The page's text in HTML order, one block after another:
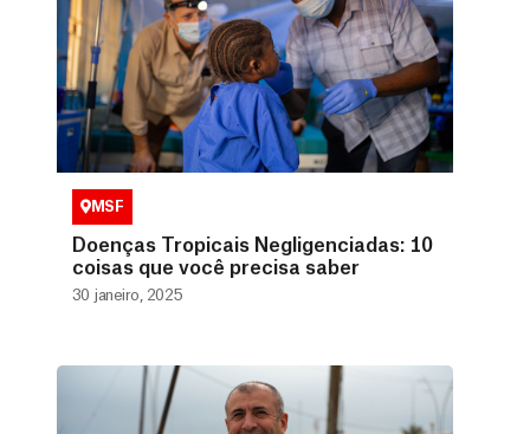
MSF
Doenças Tropicais Negligenciadas: 10
coisas que você precisa saber
30 janeiro, 2025